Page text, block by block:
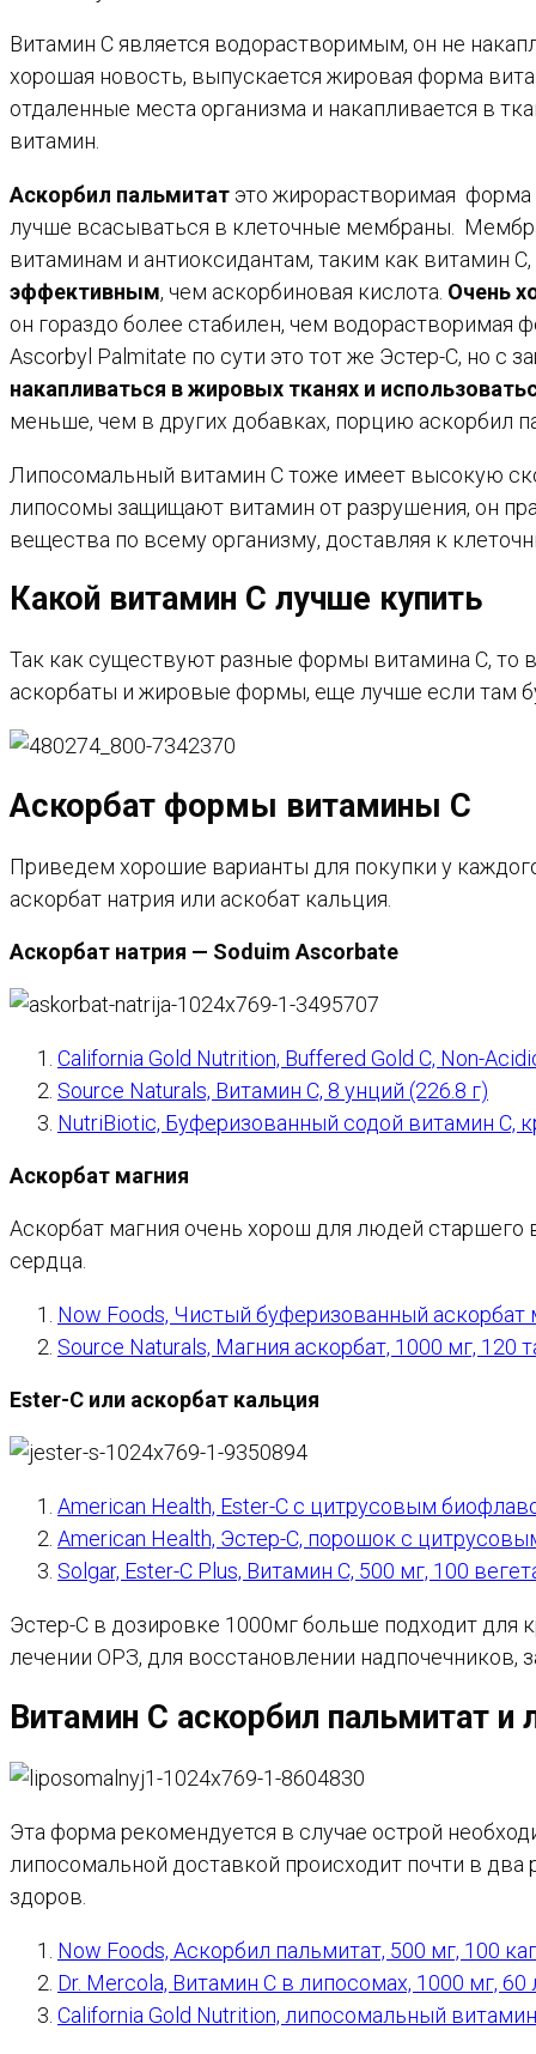
Витамин С является водорастворимым, он не
хорошая новость, выпускается жировая форма
отдаленные места организма и накапливается в
витамин.
Аскорбил пальмитат это жирорастворимая форма
лучше всасываться в клеточные мембраны.
витаминам и антиоксидантам, таким как витамин
эффективным, чем аскорбиновая кислота. Очень
он гораздо более стабилен, чем
Ascorbyl Palmitate по сути это тот же Эстер-С, но с
накапливаться в жировых тканях и
меньше, чем в других добавках, порцию аскорбил
Липосомальный витамин С тоже имеет высокую
липосомы защищают витамин от разрушения, он
вещества по всему организму, доставляя к
Какой витамин С лучше купить
Так как существуют разные формы витамина С,
аскорбаты и жировые формы, еще лучше если там
Аскорбат формы витамины С
Приведем хорошие варианты для покупки у
аскорбат натрия или аскобат кальция.
Аскорбат натрия — Soduim Ascorbate
California Gold Nutrition, Buffered Gold C, Non-
Source Naturals, Витамин C, 8 унций (226.8 г)
NutriBiotic, Буферизованный содой витамин C,
Аскорбат магния
Аскорбат магния очень хорош для людей старшего
сердца.
Now Foods, Чистый буферизованный аскорбат
Source Naturals, Магния аскорбат, 1000 мг, 120
Ester-C или аскорбат кальция
American Health, Ester-C с цитрусовым
American Health, Эстер-С, порошок с
Solgar, Ester-C Plus, Витамин C, 500 мг, 100
Эстер-С в дозировке 1000мг больше подходит для
лечении ОРЗ, для восстановлении надпочечников,
Витамин С аскорбил пальмитат и
Эта форма рекомендуется в случае острой
липосомальной доставкой происходит почти в
здоров.
Now Foods, Аскорбил пальмитат, 500 мг, 100
Dr. Mercola, Витамин C в липосомах, 1000 мг,
California Gold Nutrition, липосомальный